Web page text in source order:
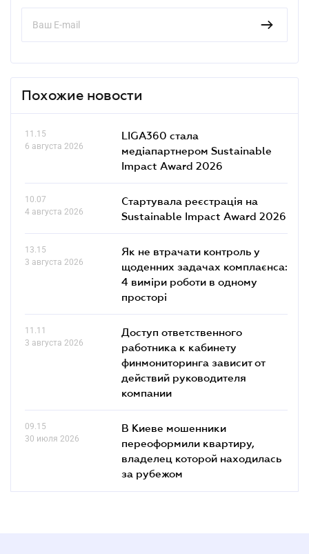
Похожие новости
11.15
6 августа 2026
LIGA360 стала
медіапартнером Sustainable
Impact Award 2026
10.07
4 августа 2026
Стартувала реєстрація на
Sustainable Impact Award 2026
13.15
3 августа 2026
Як не втрачати контроль у
щоденних задачах комплаєнса:
4 виміри роботи в одному
просторі
11.11
3 августа 2026
Доступ ответственного
работника к кабинету
финмониторинга зависит от
действий руководителя
компании
09.15
30 июля 2026
В Киеве мошенники
переоформили квартиру,
владелец которой находилась
за рубежом